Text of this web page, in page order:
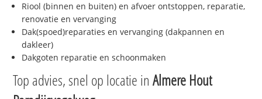
Riool (binnen en buiten) en afvoer ontstoppen, reparatie,
renovatie en vervanging
Dak(spoed)reparaties en vervanging (dakpannen en
dakleer)
Dakgoten reparatie en schoonmaken
Top advies, snel op locatie inAlmere Hout